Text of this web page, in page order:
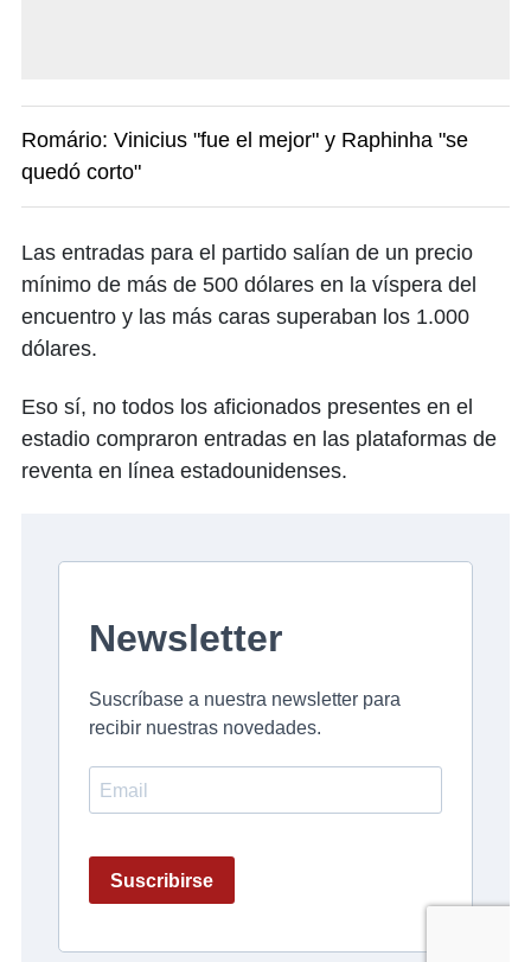
Romário: Vinicius "fue el mejor" y Raphinha "se
quedó corto"
Las entradas para el partido salían de un precio
mínimo de más de 500 dólares en la víspera del
encuentro y las más caras superaban los 1.000
dólares.
Eso sí, no todos los aficionados presentes en el
estadio compraron entradas en las plataformas de
reventa en línea estadounidenses.